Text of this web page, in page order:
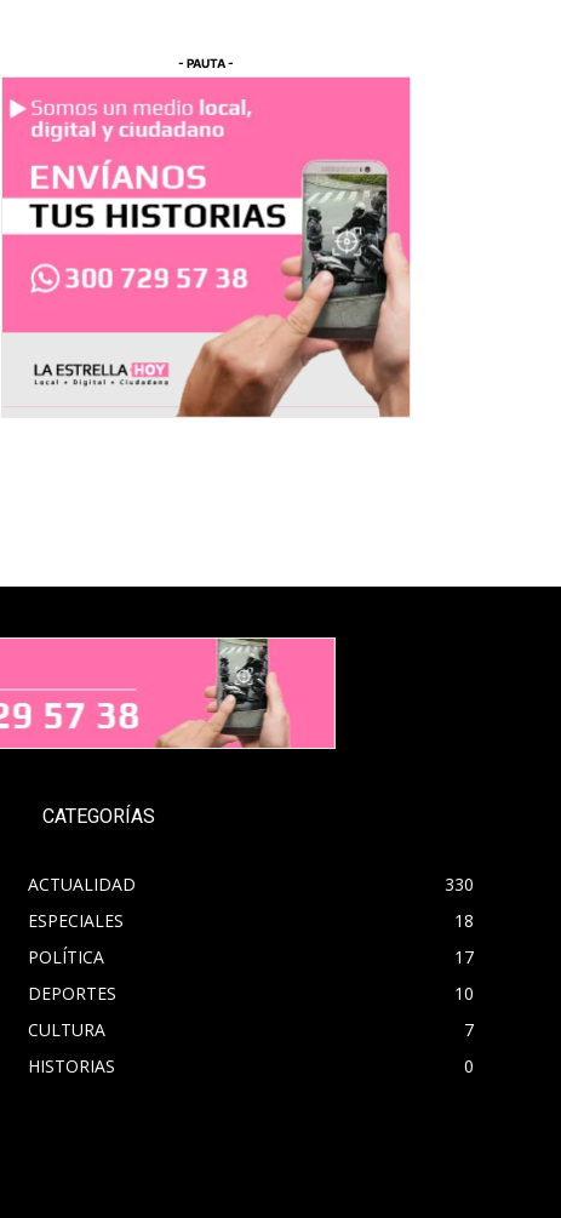
- PAUTA -
CATEGORÍAS
ACTUALIDAD
330
ESPECIALES
18
POLÍTICA
17
DEPORTES
10
CULTURA
7
HISTORIAS
0